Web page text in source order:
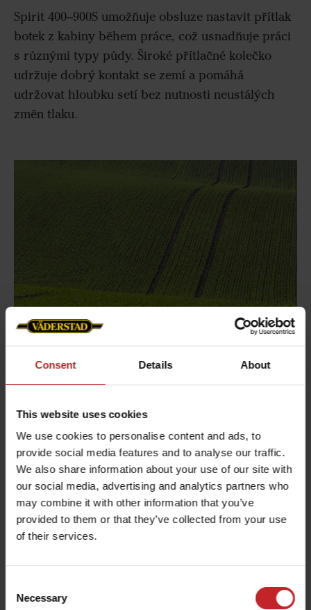
Consent Details About
This website uses cookies
We use cookies to personalise content and ads, to
provide social media features and to analyse our traffic.
We also share information about your use of our site with
our social media, advertising and analytics partners who
may combine it with other information that you’ve
provided to them or that they’ve collected from your use
of their services.
Selection
Necessary
Spirit 400–900S umožňuje obsluze nastavit přítlak
botek z kabiny během práce, což usnadňuje práci
s různými typy půdy. Široké přítlačné kolečko
udržuje dobrý kontakt se zemí a pomáhá
udržovat hloubku setí bez nutnosti neustálých
změn tlaku.
Zvlněný terén
Spirit 400–900S využívá aktivní přítlak na botky k
automatických ventilů upravuje nastavení, což
pomáhá k přesnému umístění osiva i na nerovném
terénu.